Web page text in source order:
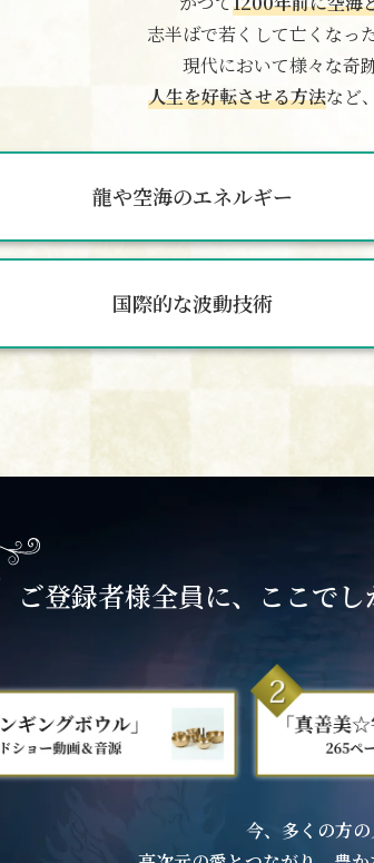
志半ばで若くして亡くなっ
現代において様々な奇
人生を好転させる方法など、
龍や空海のエネルギー
国際的な波動技術
ご登録者様全員に、ここで
今、多くの方の